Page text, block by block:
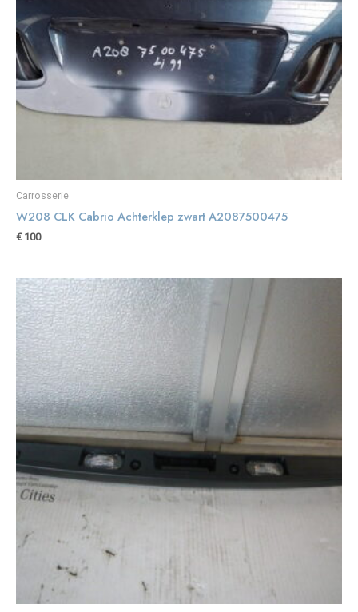
Carrosserie
W208 CLK Cabrio Achterklep zwart A2087500475
€100